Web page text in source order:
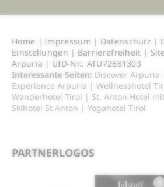
Home | Impressum | Datenschutz |
Einstellungen | Barrierefreiheit |
Arpuria | UID-Nr.: ATU72881303
Interessante Seiten: Discover Arpuria
Experience Arpuria | Wellnesshotel
Wanderhotel Tirol | St. Anton Hotel
Skihotel St Anton | Yogahotel Tirol
PARTNERLOGOS